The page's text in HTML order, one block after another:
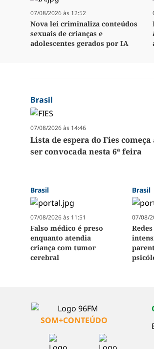
07/08/2026 às 12:52
Nova lei criminaliza conteúdos
sexuais de crianças e
adolescentes gerados por IA
Brasil
07/08/2026 às 14:46
Lista de espera do Fies começa
ser convocada nesta 6ª feira
Brasil
07/08/2026 às 11:51
Falso médico é preso
enquanto atendia
criança com tumor
cerebral
Brasil
07/08/
SOM+CONTEÚDO